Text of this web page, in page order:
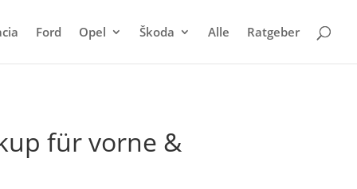
Ford Opel Škoda Alle Ratgeber
für vorne &